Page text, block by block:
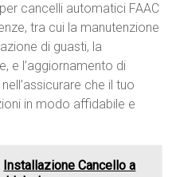
cancelli automatici FAAC
tra cui la manutenzione
di guasti, la
e l’aggiornamento di
che il tuo
in modo affidabile e
Installazione Cancello a